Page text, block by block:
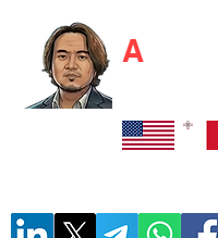
A